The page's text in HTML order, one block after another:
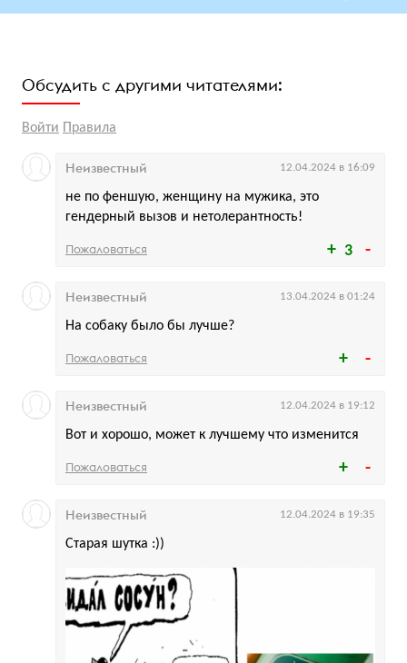
Обсудить с другими читателями:
Войти Правила
3
не по феншую, женщину на мужика, это
гендерный вызов и нетолерантность!
Неизвестный 12.04.2024 в 16:09
Пожаловаться
На собаку было бы лучше?
Неизвестный 13.04.2024 в 01:24
Пожаловаться
Вот и хорошо, может к лучшему что изменится
Неизвестный 12.04.2024 в 19:12
Пожаловаться
Старая шутка :))
Неизвестный 12.04.2024 в 19:35